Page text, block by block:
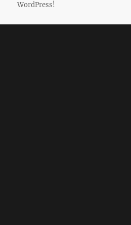
WordPress!